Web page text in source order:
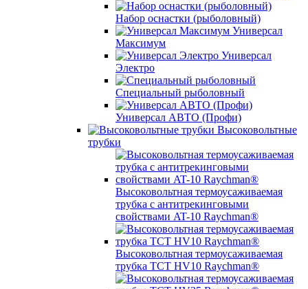
Набор оснастки (рыболовный)
Универсал
Максимум
Универсал
Электро
Специальный рыболовный
Универсал АВТО (Профи)
Высоковольтные
трубки
Высоковольтная термоусаживаемая
трубка с антитрекинговыми
свойствами AT-10 Raychman®
Высоковольтная термоусаживаемая
трубка TCT HV10 Raychman®